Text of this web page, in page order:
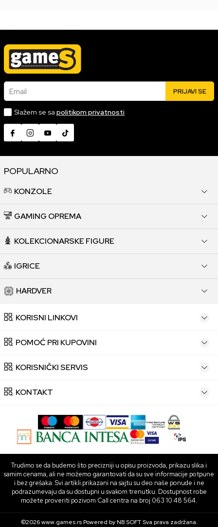
Email PRIJAVI SE
Slažem se sa politikom privatnosti
POPULARNO
KONZOLE
GAMING OPREMA
KOLEKCIONARSKE FIGURE
IGRICE
HARDVER
KORISNI LINKOVI
POMOĆ PRI KUPOVINI
KORISNIČKI SERVIS
KONTAKT
Trudimo se da budemo što precizniji u opisu proizvoda, prikazu slika i
samim cenama, ali ne možemo garantovati da su sve informacije potpune
i bez grešaka. Svi artikli prikazani na sajtu su deo naše ponude i ne
podrazumevaju da su dostupni u svakom trenutku. Dostupnost robe
možete proveriti pozivom Call centra na broj 063 10 48 564.
©2026www.games.rs Powered byNB SOFTSva prava zadržana.